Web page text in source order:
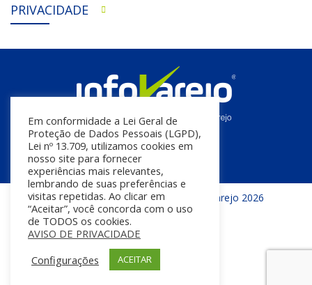
PRIVACIDADE
Todos os direitos reservados | InfoVarejo 2026
Em conformidade a Lei Geral de
Proteção de Dados Pessoais (LGPD),
Lei nº 13.709, utilizamos cookies em
nosso site para fornecer
experiências mais relevantes,
lembrando de suas preferências e
visitas repetidas. Ao clicar em
“Aceitar”, você concorda com o uso
de TODOS os cookies.
AVISO DE PRIVACIDADE
Configurações
ACEITAR